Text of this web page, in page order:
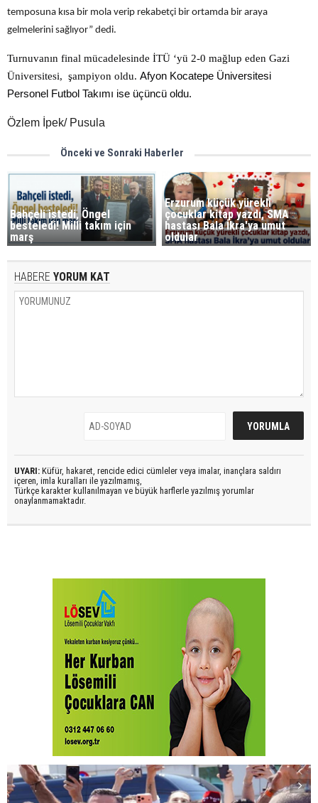
temposuna kısa bir mola verip rekabetçi bir ortamda bir araya
gelmelerini sağlıyor” dedi.
Turnuvanın final mücadelesinde İTÜ ‘yü 2-0 mağlup eden Gazi
Üniversitesi, şampiyon oldu. Afyon Kocatepe Üniversitesi
Personel Futbol Takımı ise üçüncü oldu.
Özlem İpek/ Pusula
Önceki ve Sonraki Haberler
Bahçeli istedi, Öngel
besteledi! Milli takım için
marş
Erzurum küçük yürekli
çocuklar kitap yazdı, SMA
hastası Bala İkra'ya umut
oldular
HABERE YORUM KAT
UYARI: Küfür, hakaret, rencide edici cümleler veya imalar, inançlara saldırı
içeren, imla kuralları ile yazılmamış,
Türkçe karakter kullanılmayan ve büyük harflerle yazılmış yorumlar
onaylanmamaktadır.